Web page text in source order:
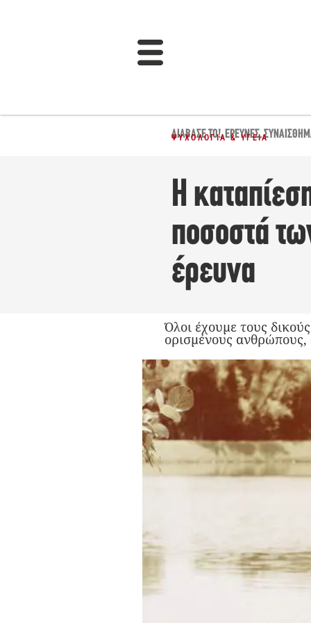
ΔΙΆΒΑΣΈ ΤΟ!,ΈΡΕΥΝΕΣ,
ΨΥΧΟΛΟΓΊΑ & ΥΓΕΊΑ
Η
ποσοστά
έρευνα
Όλοι έχουμε τους
ορισμένους ανθρώπους,